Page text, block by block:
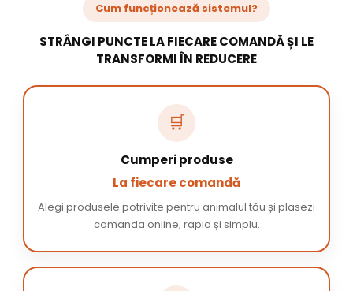
Cum funcționează sistemul?
STRÂNGI PUNCTE LA FIECARE COMANDĂ ȘI LE
TRANSFORMI ÎN REDUCERE
🛒
Cumperi produse
La fiecare comandă
Alegi produsele potrivite pentru animalul tău și plasezi
comanda online, rapid și simplu.